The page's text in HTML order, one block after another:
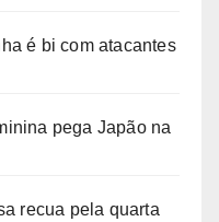
é bi com atacantes
pega Japão na
recua pela quarta